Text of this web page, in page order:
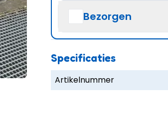
Bezorgen
Specificaties
Artikelnummer